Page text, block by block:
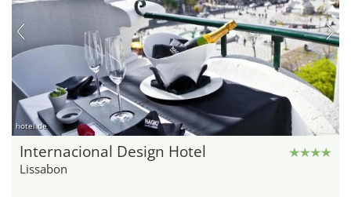
hotel.de
Internacional Design Hotel
Lissabon